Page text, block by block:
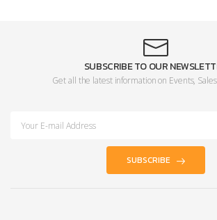
SUBSCRIBE TO OUR
Get all the latest information on Events,
SUBSCRIBE